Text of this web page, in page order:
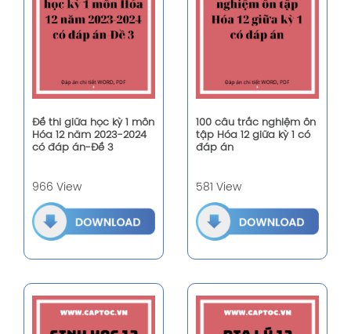
Đề thi giữa học kỳ 1 môn
Hóa 12 năm 2023-2024
có đáp án-Đề 3
966 View
100 câu trắc nghiệm ôn
tập Hóa 12 giữa kỳ 1 có
đáp án
581 View